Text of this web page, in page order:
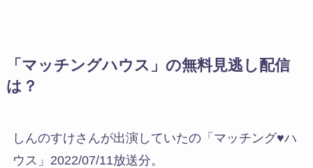
「マッチングハウス」の無料見逃し配信
は？
しんのすけさんが出演していたの「マッチング♥ハ
ウス」2022/07/11放送分。